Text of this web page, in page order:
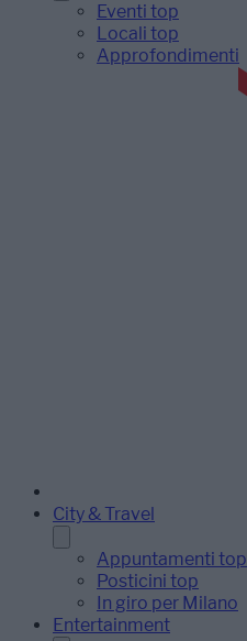
Eventi top
Locali top
Approfondimenti
City & Travel
Appuntamenti top
Posticini top
In giro per Milano
Entertainment